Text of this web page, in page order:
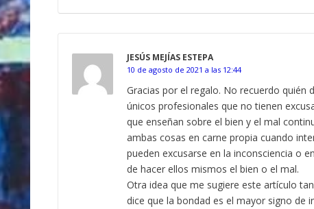
JESÚS MEJÍAS ESTEPA
10 de agosto de 2021 a las 12:44
Gracias por el regalo. No recuerdo
únicos profesionales que no tienen
que enseñan sobre el bien y el mal
ambas cosas en carne propia cuando
pueden excusarse en la inconsciencia o
de hacer ellos mismos el bien o el mal.
Otra idea que me sugiere este artículo
dice que la bondad es el mayor signo de